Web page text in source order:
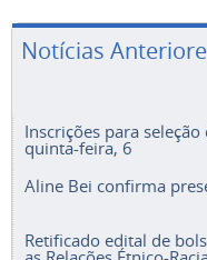
Notícias
quinta-feira, 6
Aline Bei confirma
as Relações Étnico-